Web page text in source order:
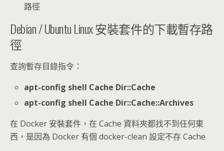
路徑
Debian / Ubuntu Linux 安裝套件的下載暫存路
徑
查詢暫存目錄指令：
apt-config shell Cache Dir::Cache
apt-config shell Cache Dir::Cache::Archives
在 Docker 安裝套件，在 Cache 資料夾都找不到任何東
西，是因為 Docker 有個 docker-clean 設定不存 Cache